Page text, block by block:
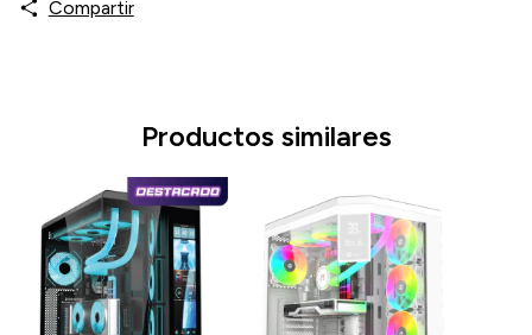
Compartir
Productos similares